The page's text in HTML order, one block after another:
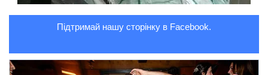
Підтримай нашу сторінку в Facebook.